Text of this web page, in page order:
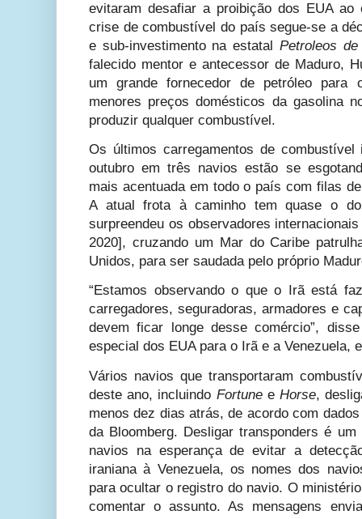
evitaram desafiar a proibição dos EUA ao
crise de combustível do país segue-se a
e sub-investimento na estatal Petroleos de
falecido mentor e antecessor de Maduro,
um grande fornecedor de petróleo
menores preços domésticos da gasolina
produzir qualquer combustível.
Os últimos carregamentos de
outubro em três navios estão se
mais acentuada em todo o país com filas
A atual frota à caminho tem quase o
surpreendeu os observadores
2020], cruzando um Mar do Caribe
Unidos, para ser saudada pelo próprio
“Estamos observando o que o Irã está
carregadores, seguradoras, armadores e
devem ficar longe desse comércio”,
especial dos EUA para o Irã e a Venezuela,
Vários navios que transportaram
deste ano, incluindo Fortune e Horse,
menos dez dias atrás, de acordo com
da Bloomberg. Desligar transponders é
navios na esperança de evitar a
iraniana à Venezuela, os nomes dos
para ocultar o registro do navio. O
comentar o assunto. As mensagens